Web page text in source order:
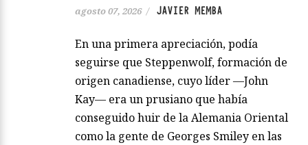
agosto 07, 2026 / JAVIER MEMBA
En una primera apreciación, podía
seguirse que Steppenwolf, formación de
origen canadiense, cuyo líder —John
Kay— era un prusiano que había
conseguido huir de la Alemania Oriental
como la gente de Georges Smiley en las